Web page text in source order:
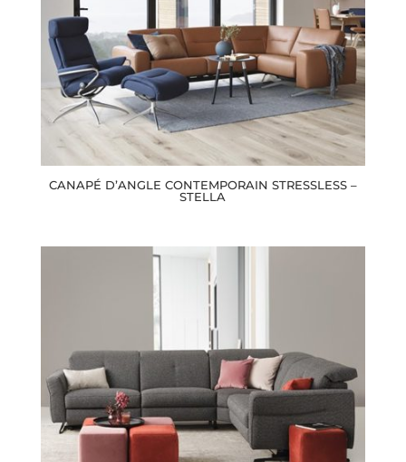
CANAPÉ D’ANGLE CONTEMPORAIN STRESSLESS –
STELLA